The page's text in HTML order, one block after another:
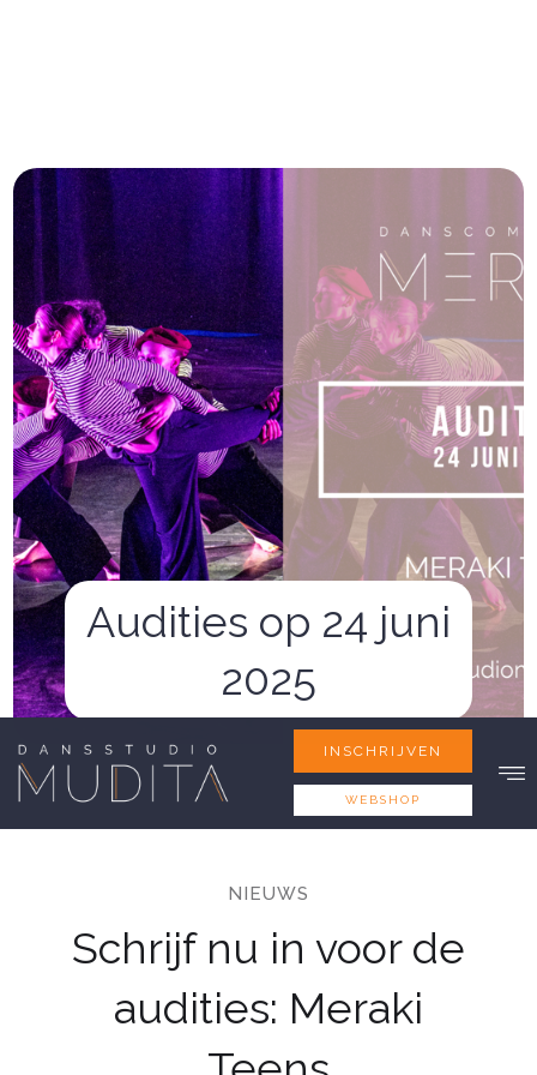
Audities op 24 juni
2025
NIEUWS
Schrijf nu in voor de
audities: Meraki
INSCHRIJVEN
WEBSHOP
INSCHRIJVEN
WEBSHOP
INSCHRIJVEN
WEBSHOP